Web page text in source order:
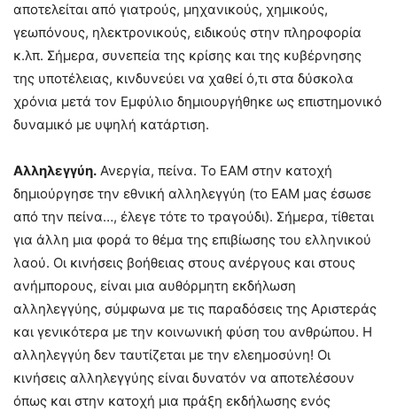
αποτελείται από γιατρούς, μηχανικούς, χημικούς,
γεωπόνους, ηλεκτρονικούς, ειδικούς στην πληροφορία
κ.λπ. Σήμερα, συνεπεία της κρίσης και της κυβέρνησης
της υποτέλειας, κινδυνεύει να χαθεί ό,τι στα δύσκολα
χρόνια μετά τον Εμφύλιο δημιουργήθηκε ως επιστημονικό
δυναμικό με υψηλή κατάρτιση.
Αλληλεγγύη. Ανεργία, πείνα. Το ΕΑΜ στην κατοχή
δημιούργησε την εθνική αλληλεγγύη (το ΕΑΜ μας έσωσε
από την πείνα…, έλεγε τότε το τραγούδι). Σήμερα, τίθεται
για άλλη μια φορά το θέμα της επιβίωσης του ελληνικού
λαού. Οι κινήσεις βοήθειας στους ανέργους και στους
ανήμπορους, είναι μια αυθόρμητη εκδήλωση
αλληλεγγύης, σύμφωνα με τις παραδόσεις της Αριστεράς
και γενικότερα με την κοινωνική φύση του ανθρώπου. Η
αλληλεγγύη δεν ταυτίζεται με την ελεημοσύνη! Οι
κινήσεις αλληλεγγύης είναι δυνατόν να αποτελέσουν
όπως και στην κατοχή μια πράξη εκδήλωσης ενός